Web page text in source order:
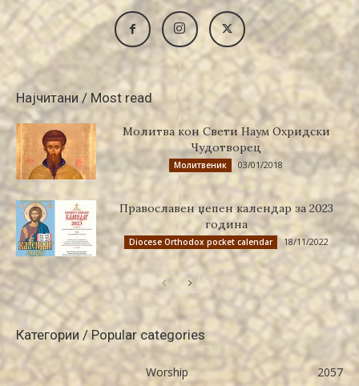
Најчитани / Most read
Молитва кон Свети Наум Охридски
Чудотворец
Молитвеник 03/01/2018
Православен џепен календар за 2023
година
Diocese Orthodox pocket calendar 18/11/2022
Категории / Popular categories
Worship 2057